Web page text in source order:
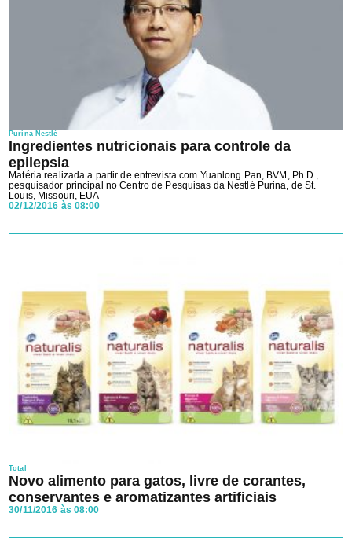
Purina Nestlé
Ingredientes nutricionais para controle da
epilepsia
Matéria realizada a partir de entrevista com Yuanlong Pan, BVM, Ph.D.,
pesquisador principal no Centro de Pesquisas da Nestlé Purina, de St.
Louis, Missouri, EUA
02/12/2016 às 08:00
Total
Novo alimento para gatos, livre de corantes,
conservantes e aromatizantes artificiais
30/11/2016 às 08:00